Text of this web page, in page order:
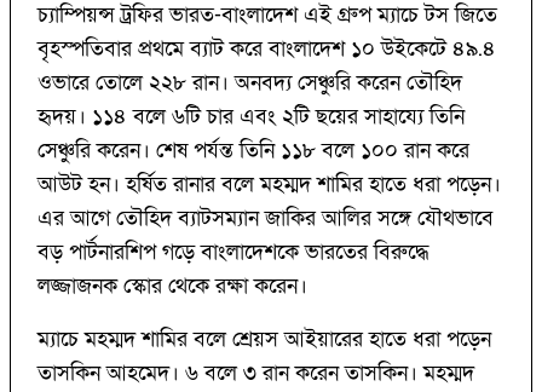
চ্যাম্পিয়ন্স ট্রফির ভারত-বাংলাদেশ এই গ্রুপ ম্যাচে টস জিতে
বৃহস্পতিবার প্রথমে ব্যাট করে বাংলাদেশ ১০ উইকেটে ৪৯.৪
ওভারে তোলে ২২৮ রান। অনবদ্য সেঞ্চুরি করেন তৌহিদ
হৃদয়। ১১৪ বলে ৬টি চার এবং ২টি ছয়ের সাহায্যে তিনি
সেঞ্চুরি করেন। শেষ পর্যন্ত তিনি ১১৮ বলে ১০০ রান করে
আউট হন। হর্ষিত রানার বলে মহম্মদ শামির হাতে ধরা পড়েন।
এর আগে তৌহিদ ব্যাটসম্যান জাকির আলির সঙ্গে যৌথভাবে
বড় পার্টনারশিপ গড়ে বাংলাদেশকে ভারতের বিরুদ্ধে
লজ্জাজনক স্কোর থেকে রক্ষা করেন।
ম্যাচে মহম্মদ শামির বলে শ্রেয়স আইয়ারের হাতে ধরা পড়েন
তাসকিন আহমেদ। ৬ বলে ৩ রান করেন তাসকিন। মহম্মদ